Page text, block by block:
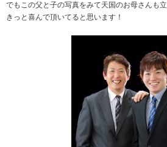
でもこの父と子の写真をみて天国のお母さんも
きっと喜んで頂いてると思います！